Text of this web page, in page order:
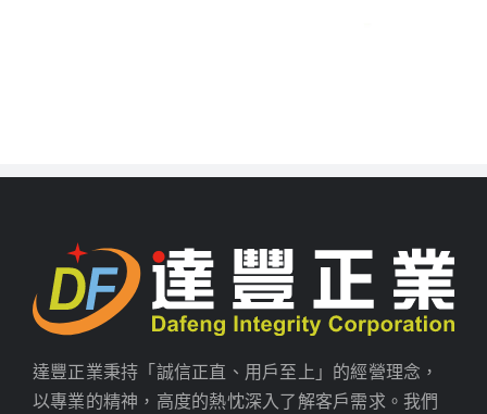
達豐正業秉持「誠信正直、用戶至上」的經營理念，
以專業的精神，高度的熱忱深入了解客戶需求。我們